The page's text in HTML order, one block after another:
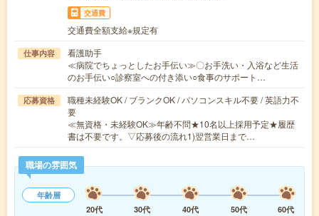
交通費
交通費全額支給※規定有
仕事内容
看護助手
≪病院でちょっとしたお手伝い≫〇お手洗い・入浴など生活
のお手伝い○診察室への付き添い○食事のサポート…
応募資格
職種未経験OK / ブランクOK / パソコンスキル不要 / 英語力不
要
≪無資格・未経験OK≫年齢不問★10名以上採用予定★履歴
書は不要です。▽応募後の流れ1)翌営業日まで…
職場の雰囲気
年齢層
20代
30代 40代 50代
60代